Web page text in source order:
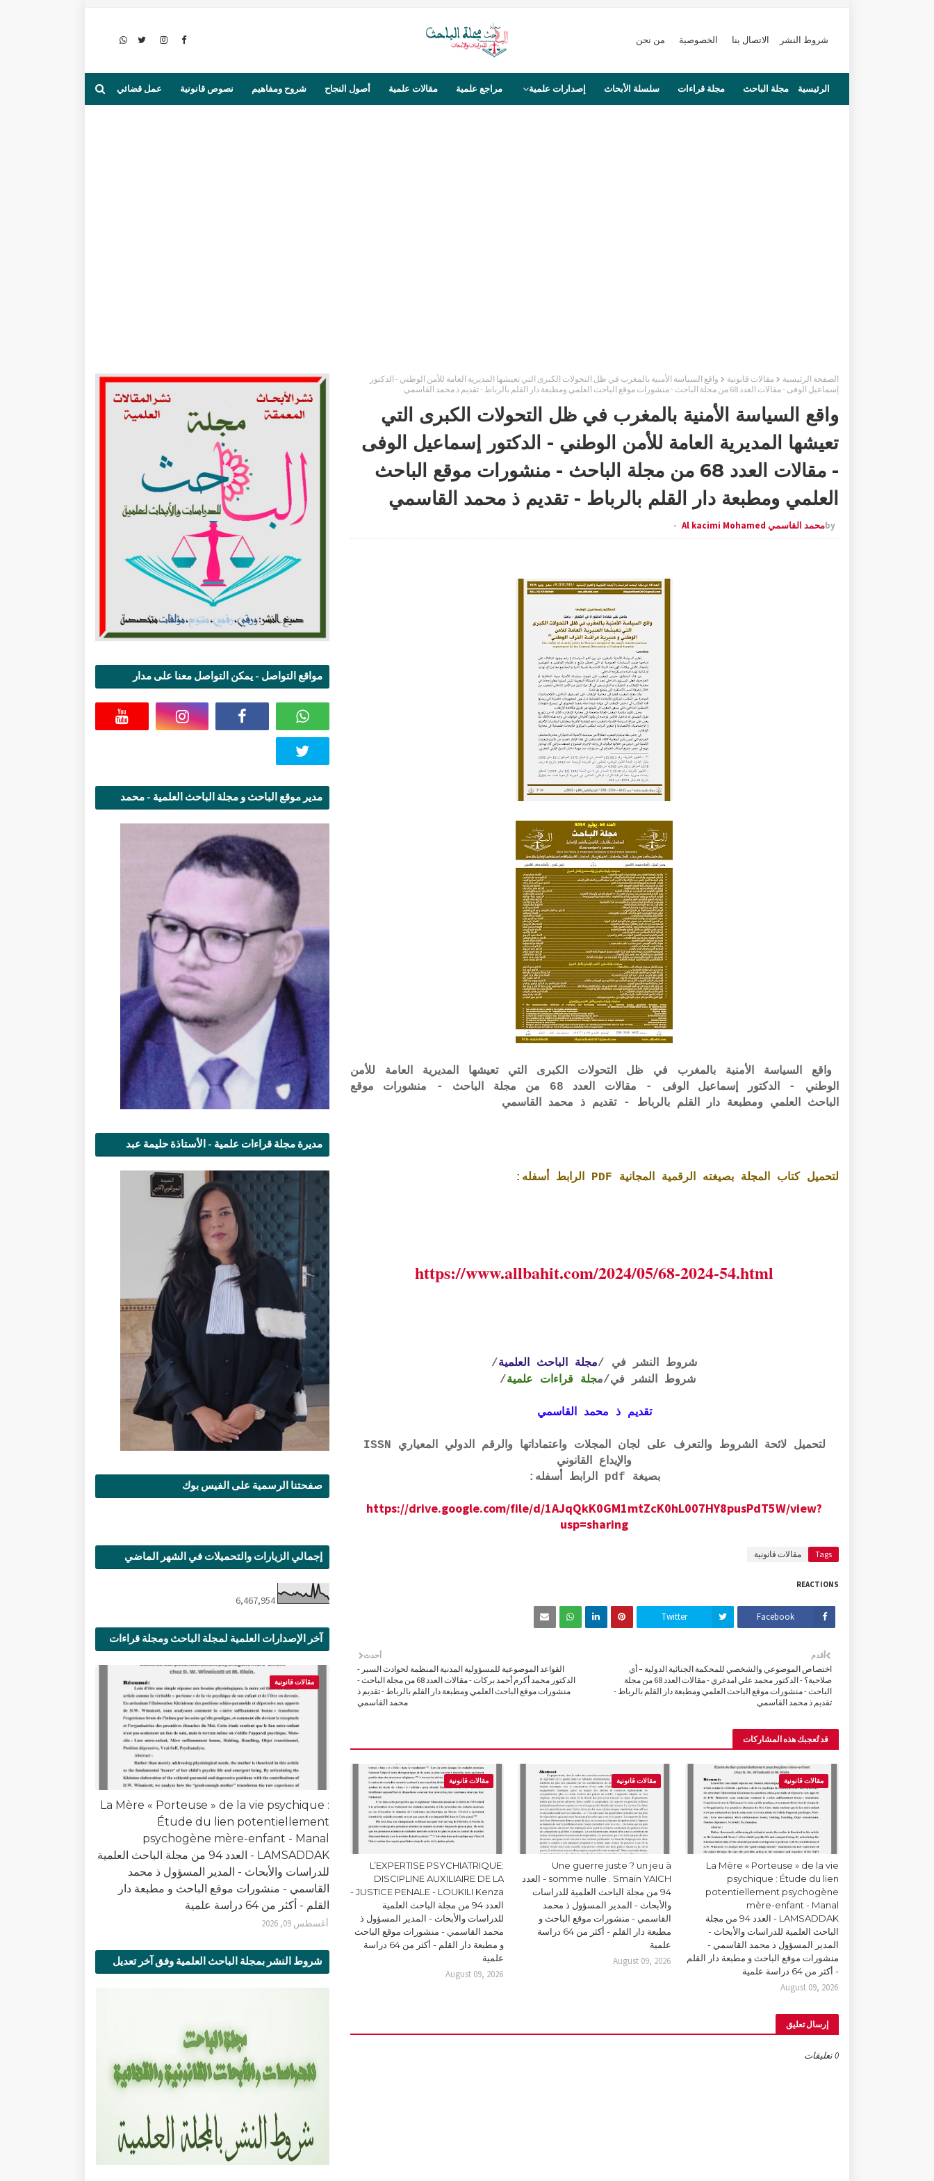
شروط النشر الاتصال بنا الخصوصية من نحن
الرئيسية مجلة الباحث مجلة قراءات سلسلة الأبحاث إصدارات علمية مراجع علمية مقالات علمية أصول النجاح شروح ومفاهيم نصوص قانونية عمل قضائي
الصفحة الرئيسية مقالات قانونية
واقع السياسة الأمنية بالمغرب في ظل التحولات الكبرى التي تعيشها المديرية العامة للأمن الوطني - الدكتور
إسماعيل الوفى - مقالات العدد 68 من مجلة الباحث - منشورات موقع الباحث العلمي ومطبعة دار القلم بالرباط - تقديم ذ محمد القاسمي
واقع السياسة الأمنية بالمغرب في ظل التحولات الكبرى التي
تعيشها المديرية العامة للأمن الوطني - الدكتور إسماعيل الوفى
- مقالات العدد 68 من مجلة الباحث - منشورات موقع الباحث
العلمي ومطبعة دار القلم بالرباط - تقديم ذ محمد القاسمي
byمحمد القاسمي Al kacimi Mohamed
واقع السياسة الأمنية بالمغرب في ظل التحولات الكبرى التي تعيشها المديرية العامة للأمن
الوطني - الدكتور إسماعيل الوفى - مقالات العدد 68 من مجلة الباحث - منشورات موقع
الباحث العلمي ومطبعة دار القلم بالرباط - تقديم ذ محمد القاسمي
لتحميل كتاب المجلة بصيغته الرقمية المجانية PDF الرابط أسفله:
https://www.allbahit.com/2024/05/68-2024-54.html
شروط النشر في /مجلة الباحث العلمية/
شروط النشر في/مجلة قراءات علمية/
تقديم ذ محمد القاسمي
لتحميل لائحة الشروط والتعرف على لجان المجلات واعتماداتها والرقم الدولي المعياري ISSN
والإيداع القانوني
بصيغة pdf الرابط أسفله:
https://drive.google.com/file/d/1AJqQkK0GM1mtZcK0hL007HY8pusPdT5W/view?
usp=sharing
Tags مقالات قانونية
REACTIONS
Facebook
Twitter
أحدث
القواعد الموضوعية للمسؤولية المدنية المنظمة لحوادث السير -
الدكتور محمد أكرم أحمد بركات - مقالات العدد 68 من مجلة الباحث -
منشورات موقع الباحث العلمي ومطبعة دار القلم بالرباط - تقديم ذ
محمد القاسمي
أقدم
اختصاص الموضوعي والشخصي للمحكمة الجنائية الدولية – أي
صلاحية؟ - الدكتور محمد علي امدغري - مقالات العدد 68 من مجلة
الباحث - منشورات موقع الباحث العلمي ومطبعة دار القلم بالرباط -
تقديم ذ محمد القاسمي
قد تُعجبك هذه المشاركات
مقالات قانونية
La Mère « Porteuse » de la vie
psychique : Étude du lien
potentiellement psychogène
mère-enfant - Manal
LAMSADDAK - العدد 94 من مجلة
الباحث العلمية للدراسات والأبحاث -
المدير المسؤول ذ محمد القاسمي -
منشورات موقع الباحث و مطبعة دار القلم
- أكثر من 64 دراسة علمية
August 09, 2026
مقالات قانونية
Une guerre juste ? un jeu à
somme nulle . Smain YAICH - العدد
94 من مجلة الباحث العلمية للدراسات
والأبحاث - المدير المسؤول ذ محمد
القاسمي - منشورات موقع الباحث و
مطبعة دار القلم - أكثر من 64 دراسة
علمية
August 09, 2026
مقالات قانونية
L’EXPERTISE PSYCHIATRIQUE:
DISCIPLINE AUXILIAIRE DE LA
JUSTICE PENALE - LOUKILI Kenza -
العدد 94 من مجلة الباحث العلمية
للدراسات والأبحاث - المدير المسؤول ذ
محمد القاسمي - منشورات موقع الباحث
و مطبعة دار القلم - أكثر من 64 دراسة
علمية
August 09, 2026
إرسال تعليق
0 تعليقات
مواقع التواصل - يمكن التواصل معنا على مدار
مدير موقع الباحث و مجلة الباحث العلمية - محمد
مديرة مجلة قراءات علمية - الأستاذة حليمة عبد
صفحتنا الرسمية على الفيس بوك
إجمالي الزيارات والتحميلات في الشهر الماضي
6,467,954
آخر الإصدارات العلمية لمجلة الباحث ومجلة قراءات
مقالات قانونية
La Mère « Porteuse » de la vie psychique :
Étude du lien potentiellement
psychogène mère-enfant - Manal
LAMSADDAK - العدد 94 من مجلة الباحث العلمية
للدراسات والأبحاث - المدير المسؤول ذ محمد
القاسمي - منشورات موقع الباحث و مطبعة دار
القلم - أكثر من 64 دراسة علمية
أغسطس 09, 2026
شروط النشر بمجلة الباحث العلمية وفق آخر تعديل